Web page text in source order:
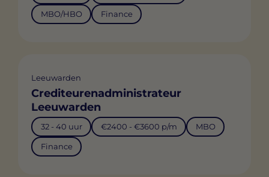
MBO/HBO Finance
Leeuwarden
Crediteurenadministrateur
Leeuwarden
32 - 40 uur €2400 - €3600 p/m MBO
Finance